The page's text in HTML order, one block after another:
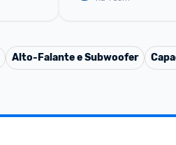
Alto-Falante e Subwoofer